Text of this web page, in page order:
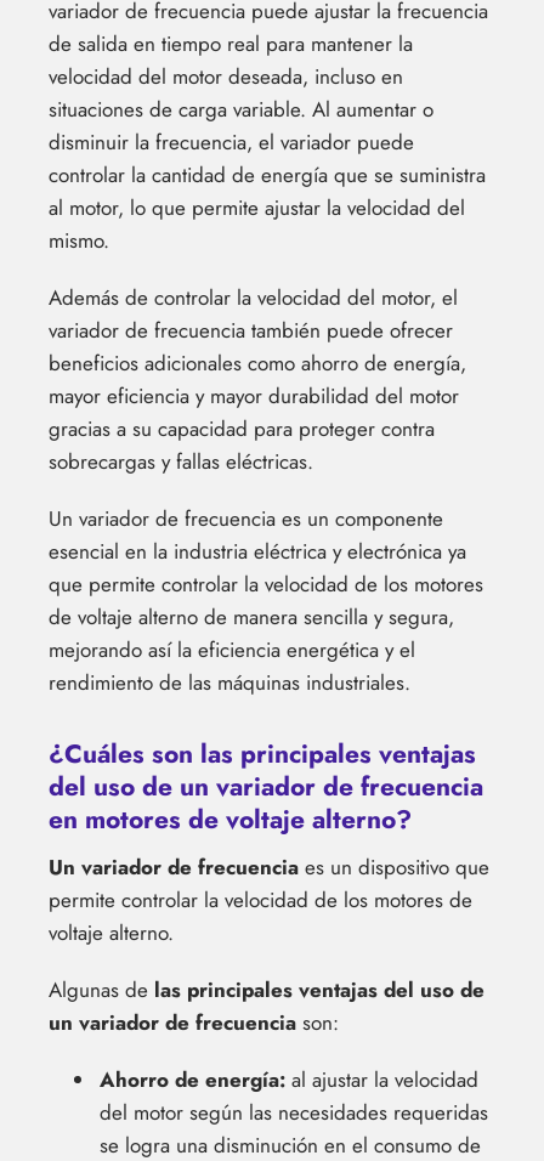
variador de frecuencia puede ajustar la frecuencia
de salida en tiempo real para mantener la
velocidad del motor deseada, incluso en
situaciones de carga variable. Al aumentar o
disminuir la frecuencia, el variador puede
controlar la cantidad de energía que se suministra
al motor, lo que permite ajustar la velocidad del
mismo.
Además de controlar la velocidad del motor, el
variador de frecuencia también puede ofrecer
beneficios adicionales como ahorro de energía,
mayor eficiencia y mayor durabilidad del motor
gracias a su capacidad para proteger contra
sobrecargas y fallas eléctricas.
Un variador de frecuencia es un componente
esencial en la industria eléctrica y electrónica ya
que permite controlar la velocidad de los motores
de voltaje alterno de manera sencilla y segura,
mejorando así la eficiencia energética y el
rendimiento de las máquinas industriales.
¿Cuáles son las principales ventajas
del uso de un variador de frecuencia
en motores de voltaje alterno?
Un variador de frecuencia es un dispositivo que
permite controlar la velocidad de los motores de
voltaje alterno.
Algunas de las principales ventajas del uso de
un variador de frecuencia son:
Ahorro de energía: al ajustar la velocidad
del motor según las necesidades requeridas
se logra una disminución en el consumo de